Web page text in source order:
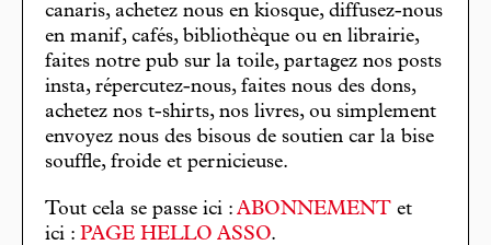
canaris, achetez nous en kiosque, diffusez-nous
en manif, cafés, bibliothèque ou en librairie,
faites notre pub sur la toile, partagez nos posts
insta, répercutez-nous, faites nous des dons,
achetez nos t-shirts, nos livres, ou simplement
envoyez nous des bisous de soutien car la bise
souffle, froide et pernicieuse.
Tout cela se passe ici : ABONNEMENT et
ici : PAGE HELLO ASSO.